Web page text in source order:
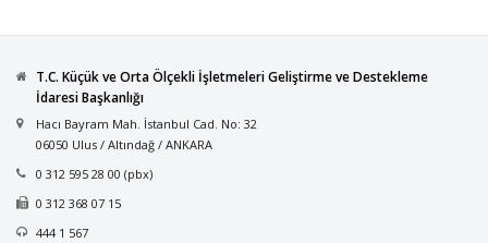
T.C. Küçük ve Orta Ölçekli İşletmeleri Geliştirme ve Destekleme
İdaresi Başkanlığı
Hacı Bayram Mah. İstanbul Cad. No: 32
06050 Ulus / Altındağ / ANKARA
0 312 595 28 00 (pbx)
0 312 368 07 15
444 1 567